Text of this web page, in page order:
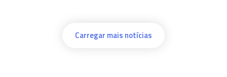
Carregar mais notícias